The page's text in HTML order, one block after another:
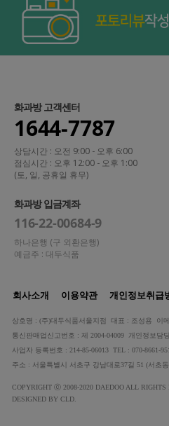
화과방 고객센터
1644-7787
상담시간 : 오전 9:00 - 오후 6:00
점심시간 : 오후 12:00 - 오후 1:00
(토, 일, 공휴일 휴무)
화과방 입금계좌
116-22-00684-9
하나은행 (구 외환은행)
예금주 : 대두식품
회사소개 이용약관 개인정보취급
상호명 : (주)대두식품서울지점 대표 : 조성용 이메
통신판매업신고번호 : 제 2004-04009 개인정보담
사업자 등록번호 : 214-85-06013 TEL : 070-8661-
주소 : 서울특별시 서초구 강남대로37길 51 (서초
COPYRIGHT ⓒ 2008-2020 DAEDOO ALL RIGHTS
DESIGNED BY CLD.